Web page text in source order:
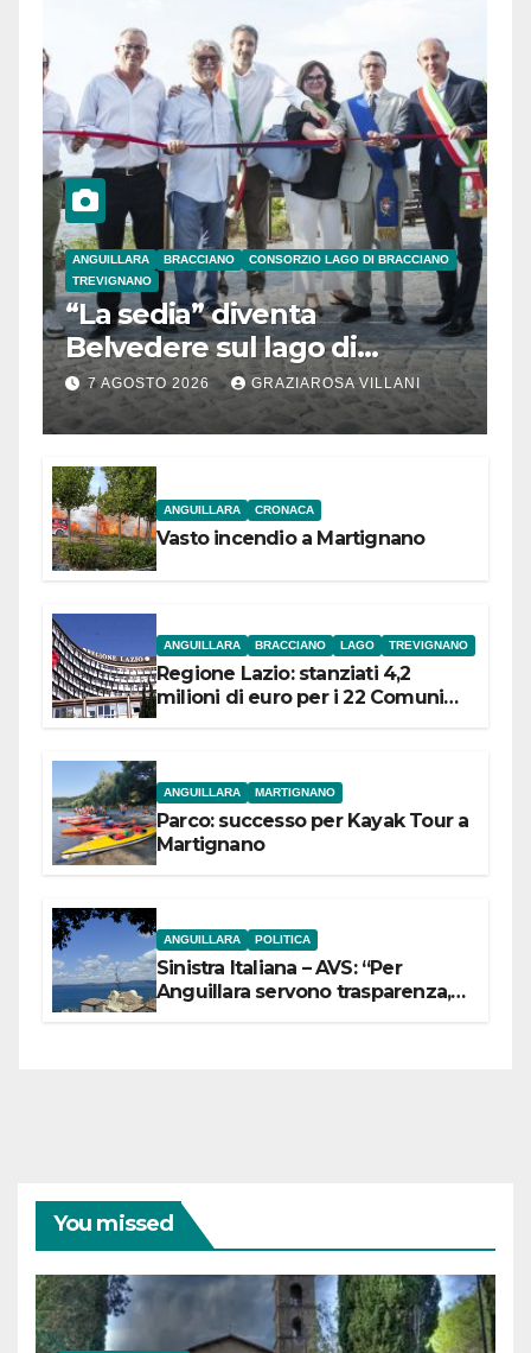
ANGUILLARA BRACCIANO
CONSORZIO LAGO DI BRACCIANO
TREVIGNANO
“La sedia” diventa
Belvedere sul lago di
Bracciano: ieri
l’inaugurazione
7 AGOSTO 2026 GRAZIAROSA VILLANI
ANGUILLARA CRONACA
Vasto incendio a Martignano
ANGUILLARA BRACCIANO LAGO TREVIGNANO
Regione Lazio: stanziati 4,2
milioni di euro per i 22 Comuni
ANGUILLARA MARTIGNANO
Parco: successo per Kayak Tour a
Martignano
ANGUILLARA POLITICA
Sinistra Italiana – AVS: “Per
Anguillara servono trasparenza,
You missed